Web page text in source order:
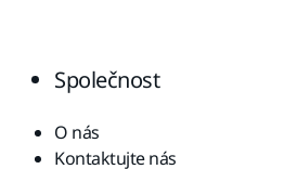
Společnost
O nás
Kontaktujte nás